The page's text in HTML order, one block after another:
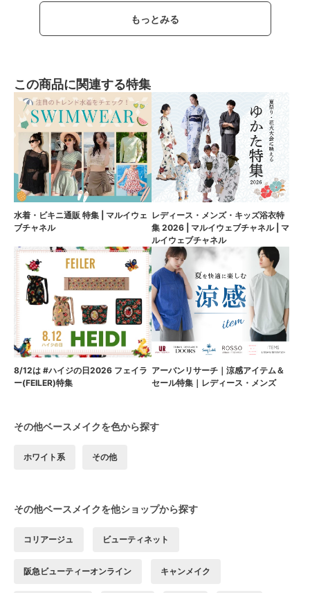
もっとみる
この商品に関連する特集
水着・ビキニ通販 特集 | マルイウェ
ブチャネル
レディース・メンズ・キッズ浴衣特
集 2026 | マルイウェブチャネル | マ
ルイウェブチャネル
8/12は #ハイジの日2026 フェイラ
ー(FEILER)特集
アーバンリサーチ｜涼感アイテム＆
セール特集｜レディース・メンズ
その他ベースメイクを色から探す
ホワイト系 その他
その他ベースメイクを他ショップから探す
コリアージュ ビューティネット
阪急ビューティーオンライン キャンメイク